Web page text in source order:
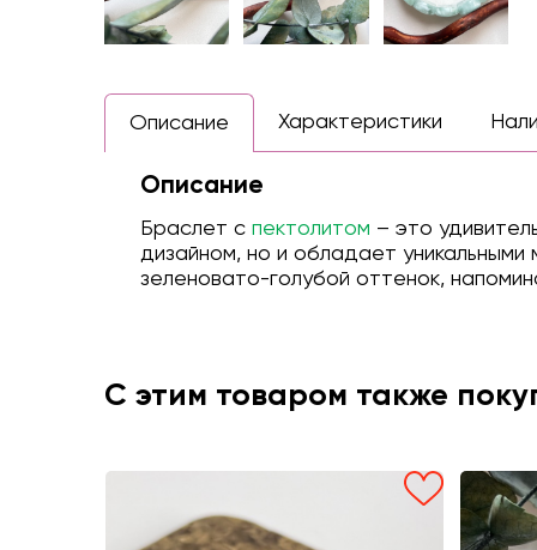
Описание Характеристики
Описание
Браслет с пектолитом – это
дизайном, но и обладает уникальными
зеленовато-голубой оттенок,
С этим товаром также